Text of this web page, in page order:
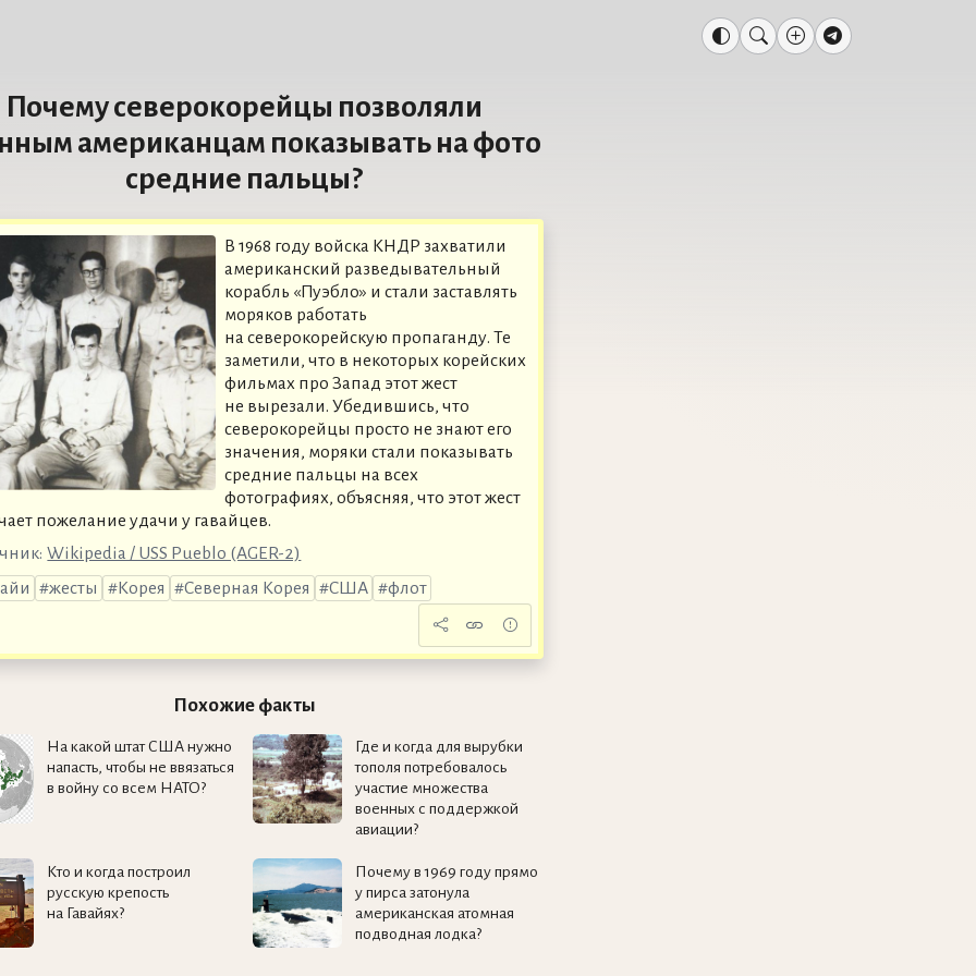
Почему северокорейцы позволяли
американцам показывать на фото
средние пальцы?
В 1968 году войска КНДР захватили
американский разведывательный
корабль «Пуэбло» и стали заставлять
моряков работать
на северокорейскую пропаганду. Те
заметили, что в некоторых корейских
фильмах про Запад этот жест
не вырезали. Убедившись, что
северокорейцы просто не знают его
значения, моряки стали показывать
средние пальцы на всех
фотографиях, объясняя, что этот жест
пожелание удачи у гавайцев.
Wikipedia / USS Pueblo (AGER-2)
жесты Корея Северная Корея США флот
Похожие факты
На какой штат США нужно
напасть, чтобы не ввязаться
в войну со всем НАТО?
Где и когда для вырубки
тополя потребовалось
участие множества
военных с поддержкой
авиации?
Кто и когда построил
русскую крепость
на Гавайях?
Почему в 1969 году прямо
у пирса затонула
американская атомная
подводная лодка?